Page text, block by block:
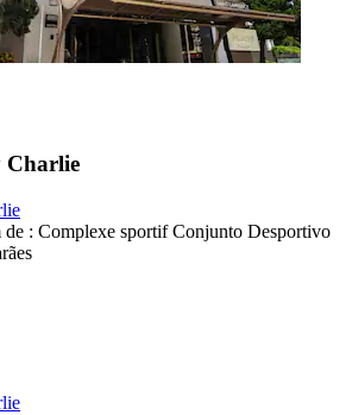
Charlie
: Complexe sportif Conjunto Desportivo